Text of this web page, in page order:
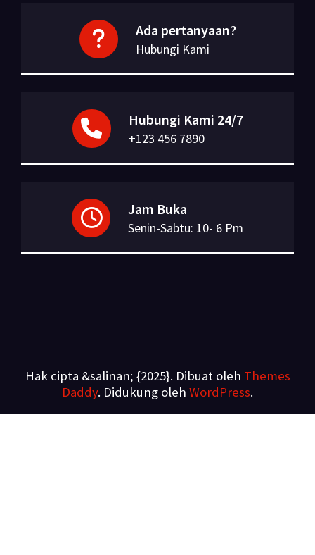
Ada pertanyaan?
Hubungi Kami
Hubungi Kami 24/7
+123 456 7890
Jam Buka
Senin-Sabtu: 10- 6 Pm
Hak cipta &salinan; {2025}. Dibuat oleh Themes
Daddy. Didukung oleh WordPress.